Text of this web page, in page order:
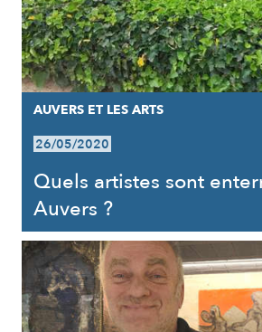
AUVERS ET LES ARTS
26/05/2020
Quels artistes sont
Auvers ?